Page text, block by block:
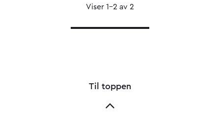
Viser 1–2 av 2
Til toppen